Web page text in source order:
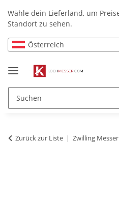
Wähle dein Lieferland, um
Standort zu sehen.
Österreich
Zurück zur Liste Zwilling